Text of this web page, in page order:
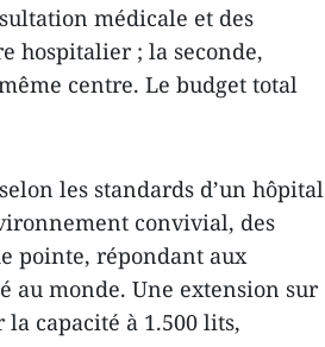
médicale et des
hospitalier ; la seconde,
centre. Le budget total
les standards d’un hôpital
convivial, des
pointe, répondant aux
au monde. Une extension sur
capacité à 1.500 lits,